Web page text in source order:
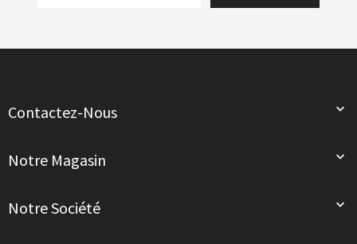
Contactez-Nous 
Notre Magasin 
Notre Société 